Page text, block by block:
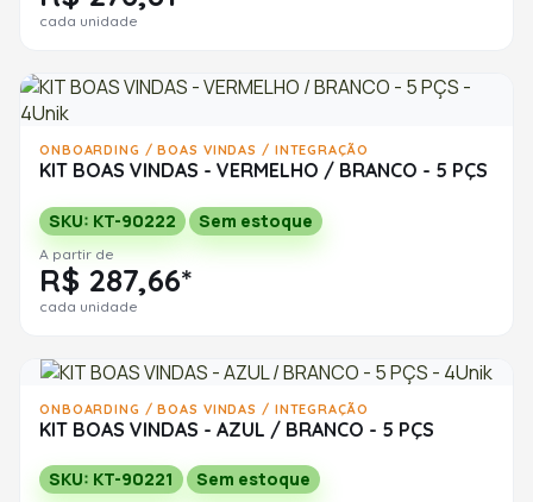
cada unidade
ONBOARDING / BOAS VINDAS / INTEGRAÇÃO
KIT BOAS VINDAS - VERMELHO / BRANCO - 5 PÇS
SKU: KT-90222 Sem estoque
A partir de
R$ 287,66*
cada unidade
ONBOARDING / BOAS VINDAS / INTEGRAÇÃO
KIT BOAS VINDAS - AZUL / BRANCO - 5 PÇS
SKU: KT-90221 Sem estoque